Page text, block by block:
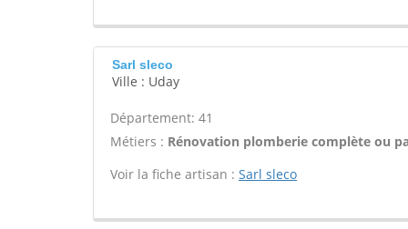
Sarl sleco
Ville : Uday
Département: 41
Métiers : Rénovation plomberie complète ou
Voir la fiche artisan : Sarl sleco